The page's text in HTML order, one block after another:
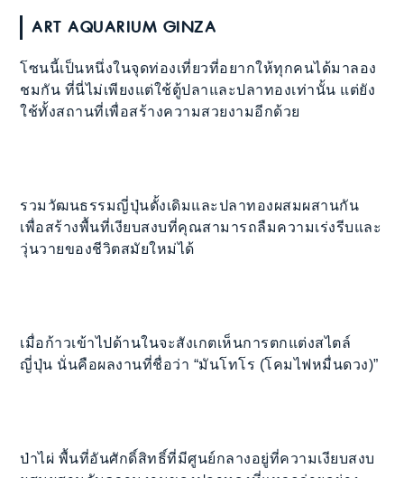
ART AQUARIUM GINZA
โซนนี้เป็นหนึ่งในจุดท่องเที่ยวที่อยากให้ทุกคนได้มาลอง
ชมกัน ที่นี่ไม่เพียงแต่ใช้ตู้ปลาและปลาทองเท่านั้น แต่ยัง
ใช้ทั้งสถานที่เพื่อสร้างความสวยงามอีกด้วย
รวมวัฒนธรรมญี่ปุ่นดั้งเดิมและปลาทองผสมผสานกัน
เพื่อสร้างพื้นที่เงียบสงบที่คุณสามารถลืมความเร่งรีบและ
วุ่นวายของชีวิตสมัยใหม่ได้
เมื่อก้าวเข้าไปด้านในจะสังเกตเห็นการตกแต่งสไตล์
ญี่ปุ่น นั่นคือผลงานที่ชื่อว่า “มันโทโร (โคมไฟหมื่นดวง)”
ป่าไผ่ พื้นที่อันศักดิ์สิทธิ์ที่มีศูนย์กลางอยู่ที่ความเงียบสงบ